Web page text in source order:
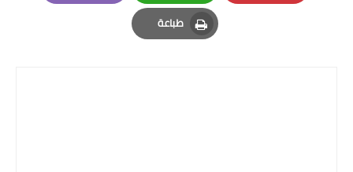
Pinterest
Whatsapp
Email
طباعة
Print